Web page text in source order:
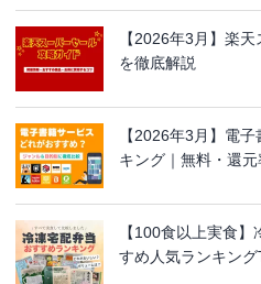
【2026年3月】楽
を徹底解説
【2026年3月】電
キング｜無料・還
【100食以上実食
すめ人気ランキン